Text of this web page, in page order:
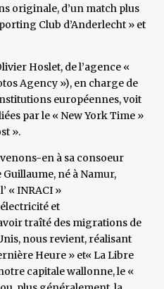
originale, d’un match plus
Club d’Anderlecht » et
Hoslet, de l’agence «
Agency »), en charge de
européennes, voit
par le « New York Time »
».
en à sa consoeur
né à Namur,
« INRACI »
et
traîté des migrations de
nous revient, réalisant
Heure » et« La Libre
capitale wallonne, le «